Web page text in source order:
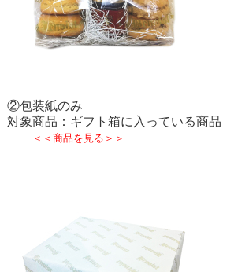
②包装紙のみ
対象商品：ギフト箱に入っている商品
＜＜商品を見る＞＞